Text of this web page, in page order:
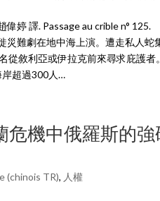
婷 譯. Passage au crible n° 125.
災難劇在地中海上演。遭走私人
從敘利亞或伊拉克前來尋求庇護
岸超過300人…
危機中俄羅斯的強
(chinois TR), 人權